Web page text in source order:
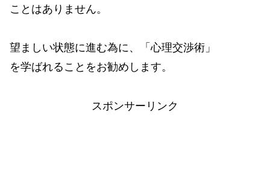
ことはありません。
望ましい状態に進む為に、「心理交渉術」
を学ばれることをお勧めします。
スポンサーリンク